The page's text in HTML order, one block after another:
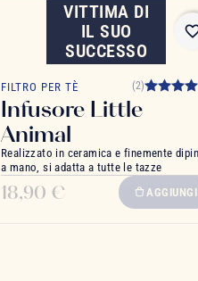
VITTIMA DI
IL SUO
SUCCESSO
FILTRO PER TÈ (2)
Infusore Little
Animal
Realizzato in ceramica e finemente
a mano, si adatta a tutte le tazze
18,90 € AGGIUNGI